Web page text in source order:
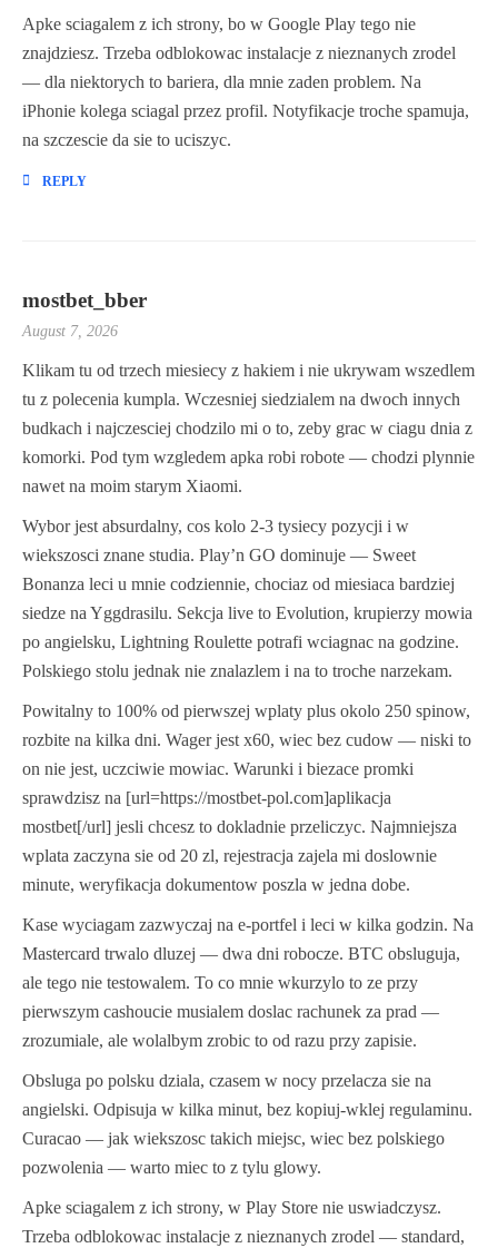
Apke sciagalem z ich strony, bo w Google Play tego nie
znajdziesz. Trzeba odblokowac instalacje z nieznanych zrodel
— dla niektorych to bariera, dla mnie zaden problem. Na
iPhonie kolega sciagal przez profil. Notyfikacje troche spamuja,
na szczescie da sie to uciszyc.
REPLY
mostbet_bber
August 7, 2026
Klikam tu od trzech miesiecy z hakiem i nie ukrywam wszedlem
tu z polecenia kumpla. Wczesniej siedzialem na dwoch innych
budkach i najczesciej chodzilo mi o to, zeby grac w ciagu dnia z
komorki. Pod tym wzgledem apka robi robote — chodzi plynnie
nawet na moim starym Xiaomi.
Wybor jest absurdalny, cos kolo 2-3 tysiecy pozycji i w
wiekszosci znane studia. Play’n GO dominuje — Sweet
Bonanza leci u mnie codziennie, chociaz od miesiaca bardziej
siedze na Yggdrasilu. Sekcja live to Evolution, krupierzy mowia
po angielsku, Lightning Roulette potrafi wciagnac na godzine.
Polskiego stolu jednak nie znalazlem i na to troche narzekam.
Powitalny to 100% od pierwszej wplaty plus okolo 250 spinow,
rozbite na kilka dni. Wager jest x60, wiec bez cudow — niski to
on nie jest, uczciwie mowiac. Warunki i biezace promki
sprawdzisz na [url=https://mostbet-pol.com]aplikacja
mostbet[/url] jesli chcesz to dokladnie przeliczyc. Najmniejsza
wplata zaczyna sie od 20 zl, rejestracja zajela mi doslownie
minute, weryfikacja dokumentow poszla w jedna dobe.
Kase wyciagam zazwyczaj na e-portfel i leci w kilka godzin. Na
Mastercard trwalo dluzej — dwa dni robocze. BTC obsluguja,
ale tego nie testowalem. To co mnie wkurzylo to ze przy
pierwszym cashoucie musialem doslac rachunek za prad —
zrozumiale, ale wolalbym zrobic to od razu przy zapisie.
Obsluga po polsku dziala, czasem w nocy przelacza sie na
angielski. Odpisuja w kilka minut, bez kopiuj-wklej regulaminu.
Curacao — jak wiekszosc takich miejsc, wiec bez polskiego
pozwolenia — warto miec to z tylu glowy.
Apke sciagalem z ich strony, w Play Store nie uswiadczysz.
Trzeba odblokowac instalacje z nieznanych zrodel — standard,